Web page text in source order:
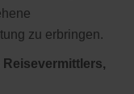
zu erbringen.